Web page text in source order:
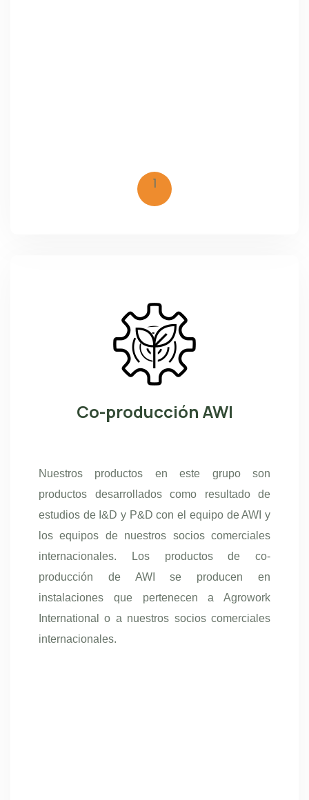
1
Co-producción AWI
Nuestros productos en este grupo son
productos desarrollados como resultado de
estudios de I&D y P&D con el equipo de AWI y
los equipos de nuestros socios comerciales
internacionales. Los productos de co-
producción de AWI se producen en
instalaciones que pertenecen a Agrowork
International o a nuestros socios comerciales
internacionales.